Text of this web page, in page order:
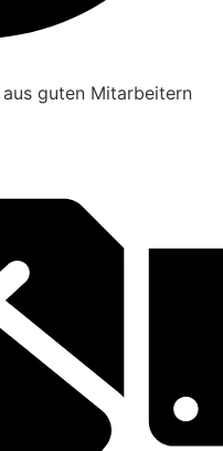
guten Mitarbeitern